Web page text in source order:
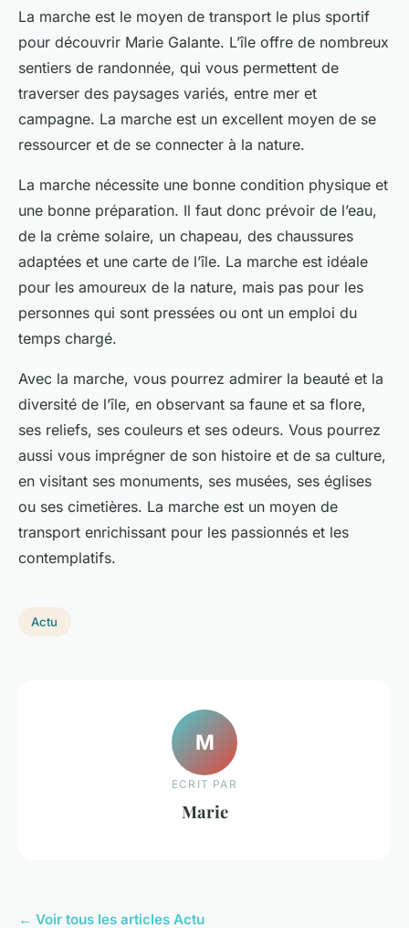
La marche est le moyen de transport le plus sportif
pour découvrir Marie Galante. L’île offre de nombreux
sentiers de randonnée, qui vous permettent de
traverser des paysages variés, entre mer et
campagne. La marche est un excellent moyen de se
ressourcer et de se connecter à la nature.
La marche nécessite une bonne condition physique et
une bonne préparation. Il faut donc prévoir de l’eau,
de la crème solaire, un chapeau, des chaussures
adaptées et une carte de l’île. La marche est idéale
pour les amoureux de la nature, mais pas pour les
personnes qui sont pressées ou ont un emploi du
temps chargé.
Avec la marche, vous pourrez admirer la beauté et la
diversité de l’île, en observant sa faune et sa flore,
ses reliefs, ses couleurs et ses odeurs. Vous pourrez
aussi vous imprégner de son histoire et de sa culture,
en visitant ses monuments, ses musées, ses églises
ou ses cimetières. La marche est un moyen de
transport enrichissant pour les passionnés et les
contemplatifs.
Actu
M
ECRIT PAR
Marie
← Voir tous les articles Actu